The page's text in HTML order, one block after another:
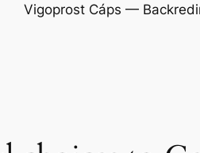
Vigoprost Cáps —